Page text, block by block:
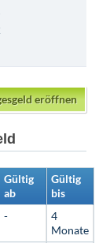
eröffnen
Gültig
ab
Gültig
bis
-
4
Monate